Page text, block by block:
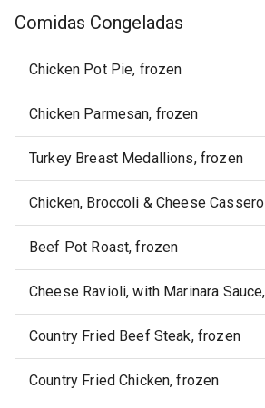
Comidas Congeladas
Chicken Pot Pie, frozen
Chicken Parmesan, frozen
Turkey Breast Medallions, frozen
Chicken, Broccoli & Cheese
Beef Pot Roast, frozen
Cheese Ravioli, with Marinara
Country Fried Beef Steak, frozen
Country Fried Chicken, frozen